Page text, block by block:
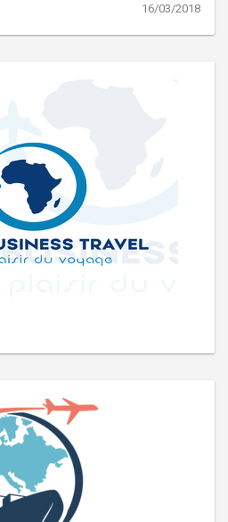
16/03/2018